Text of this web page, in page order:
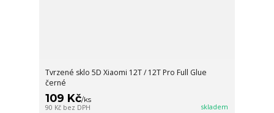
Tvrzené sklo 5D Xiaomi 12T / 12T Pro Full Glue
černé
109 Kč/ks
90 Kč bez DPH skladem